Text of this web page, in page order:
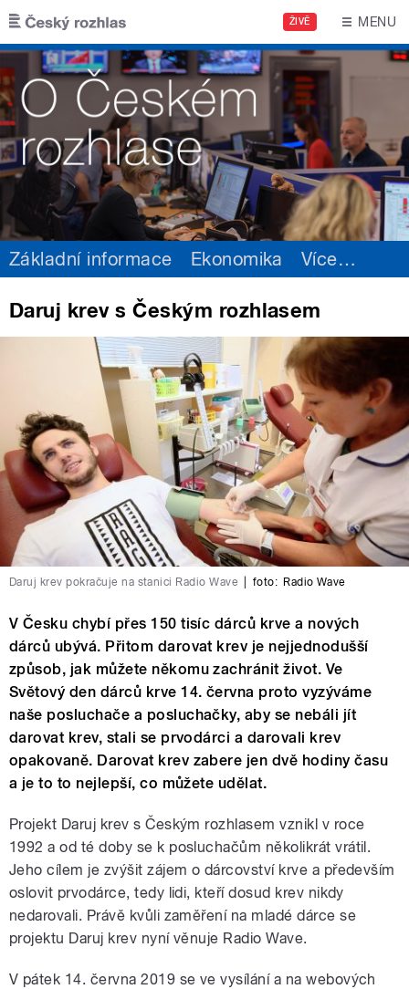
Přejít k hlavnímu obsahu
ŽIVĚ MENU
Základní informace Ekonomika Více…
Daruj krev s Českým rozhlasem
Daruj krev pokračuje na stanici Radio Wave foto: Radio Wave
V Česku chybí přes 150 tisíc dárců krve a nových
dárců ubývá. Přitom darovat krev je nejjednodušší
způsob, jak můžete někomu zachránit život. Ve
Světový den dárců krve 14. června proto vyzýváme
naše posluchače a posluchačky, aby se nebáli jít
darovat krev, stali se prvodárci a darovali krev
opakovaně. Darovat krev zabere jen dvě hodiny času
a je to to nejlepší, co můžete udělat.
Projekt Daruj krev s Českým rozhlasem vznikl v roce
1992 a od té doby se k posluchačům několikrát vrátil.
Jeho cílem je zvýšit zájem o dárcovství krve a především
oslovit prvodárce, tedy lidi, kteří dosud krev nikdy
nedarovali. Právě kvůli zaměření na mladé dárce se
projektu Daruj krev nyní věnuje Radio Wave.
V pátek 14. června 2019 se ve vysílání a na webových